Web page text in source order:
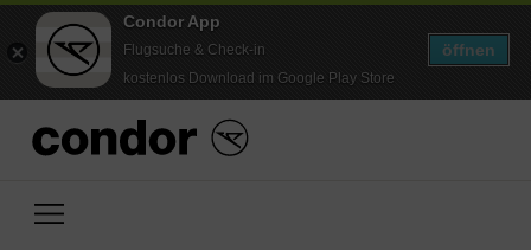
Condor App
Flugsuche & Check-in
kostenlos Download im Google Play Store
öffnen